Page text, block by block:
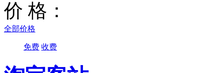
价 格：
全部价格
免费 收费